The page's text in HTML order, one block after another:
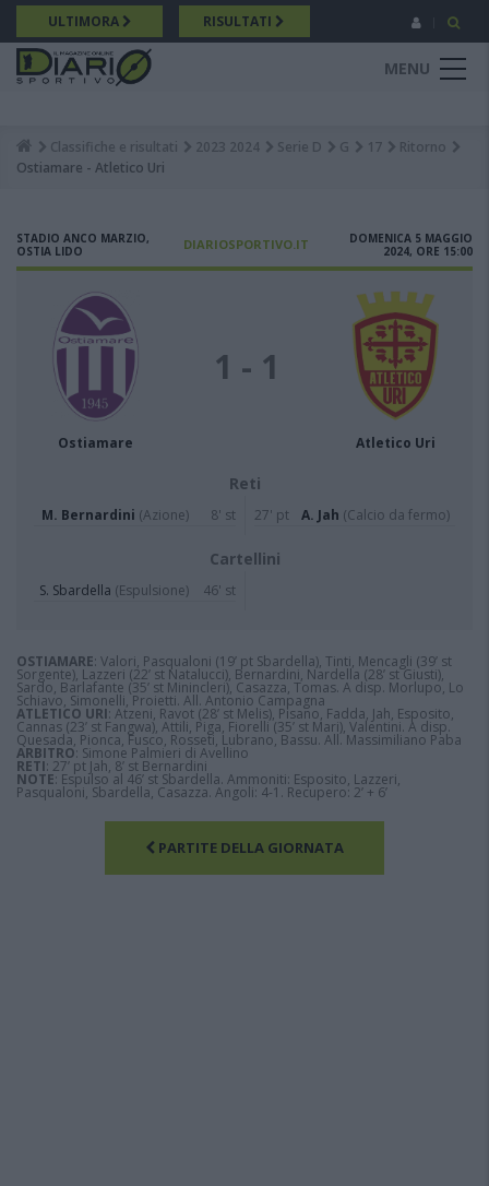
Salta
al
contenuto
principale
ULTIMORA RISULTATI
MENU
Breadcrumb
Classifiche e risultati 2023 2024 Serie D G 17
Ritorno
Ostiamare - Atletico Uri
STADIO ANCO MARZIO,
OSTIA LIDO
DIARIOSPORTIVO.IT
DOMENICA 5 MAGGIO
2024, ORE 15:00
Ostiamare
1 - 1
Atletico Uri
Reti
M. Bernardini (Azione) 8' st 27' pt A. Jah (Calcio da fermo)
Cartellini
S. Sbardella (Espulsione) 46' st
OSTIAMARE: Valori, Pasqualoni (19’ pt Sbardella), Tinti, Mencagli (39’ st
Sorgente), Lazzeri (22’ st Natalucci), Bernardini, Nardella (28’ st Giusti),
Sardo, Barlafante (35’ st Minincleri), Casazza, Tomas. A disp. Morlupo, Lo
Schiavo, Simonelli, Proietti. All. Antonio Campagna
ATLETICO URI: Atzeni, Ravot (28’ st Melis), Pisano, Fadda, Jah, Esposito,
Cannas (23’ st Fangwa), Attili, Piga, Fiorelli (35’ st Mari), Valentini. A disp.
Quesada, Pionca, Fusco, Rosseti, Lubrano, Bassu. All. Massimiliano Paba
ARBITRO: Simone Palmieri di Avellino
RETI: 27’ pt Jah, 8’ st Bernardini
NOTE: Espulso al 46’ st Sbardella. Ammoniti: Esposito, Lazzeri,
Pasqualoni, Sbardella, Casazza. Angoli: 4-1. Recupero: 2’ + 6’
PARTITE DELLA GIORNATA